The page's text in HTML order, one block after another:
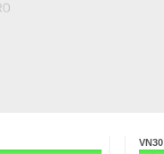
VN30